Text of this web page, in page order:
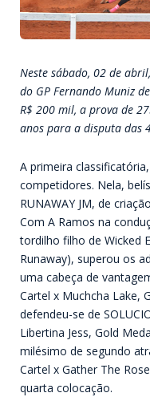
Neste sábado, 02 de
do GP Fernando Muniz
R$ 200 mil, a prova de
anos para a disputa das
A primeira
competidores. Nela,
RUNAWAY JM, de
Com A Ramos na
tordilho filho de Wicked
Runaway), superou os
uma cabeça de
Cartel x Muchcha Lake,
defendeu-se de
Libertina Jess, Gold
milésimo de segundo
Cartel x Gather The
quarta colocação.